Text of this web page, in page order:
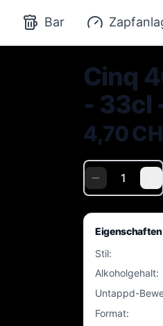
Bar
Cinq
- 33cl
4,70
Eigenschaften
Stil:
Alkoholgehalt:
Untappd-
Format: